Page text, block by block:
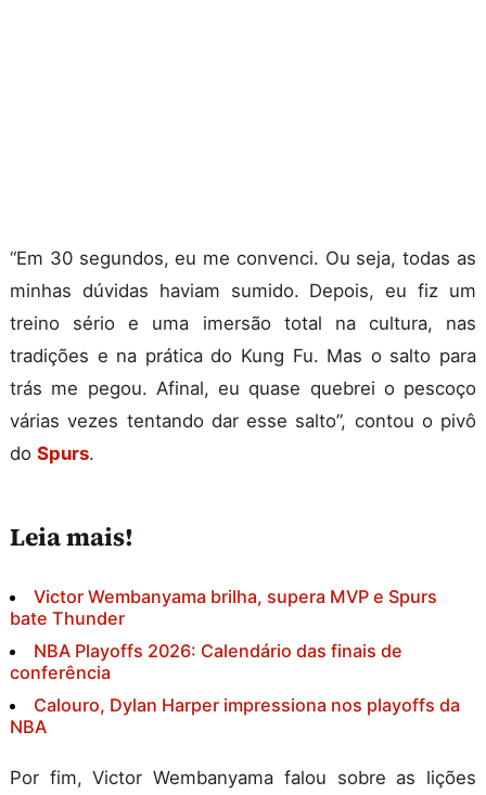
“Em 30 segundos, eu me convenci. Ou seja, todas as
minhas dúvidas haviam sumido. Depois, eu fiz um
treino sério e uma imersão total na cultura, nas
tradições e na prática do Kung Fu. Mas o salto para
trás me pegou. Afinal, eu quase quebrei o pescoço
várias vezes tentando dar esse salto”, contou o pivô
do Spurs.
Leia mais!
Victor Wembanyama brilha, supera MVP e Spurs
bate Thunder
NBA Playoffs 2026: Calendário das finais de
conferência
Calouro, Dylan Harper impressiona nos playoffs da
NBA
Por fim, Victor Wembanyama falou sobre as lições